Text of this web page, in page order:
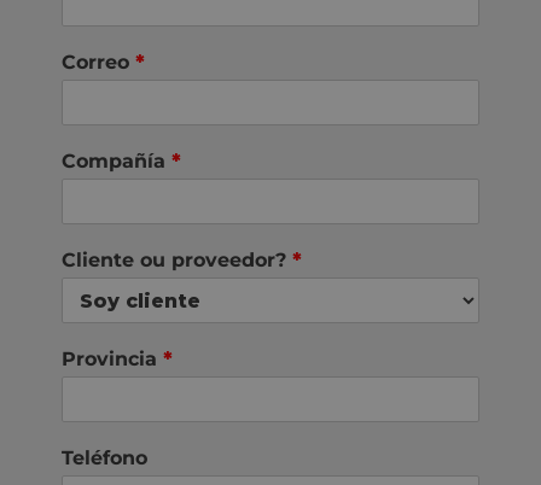
Correo *
Compañía *
Cliente ou proveedor? *
Provincia *
Teléfono